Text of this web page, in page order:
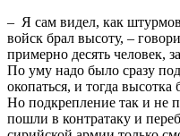
– Я сам видел, как
войск брал высоту, –
примерно десять человек,
По уму надо было сразу
окопаться, и тогда
Но подкрепление так и не
пошли в контратаку и